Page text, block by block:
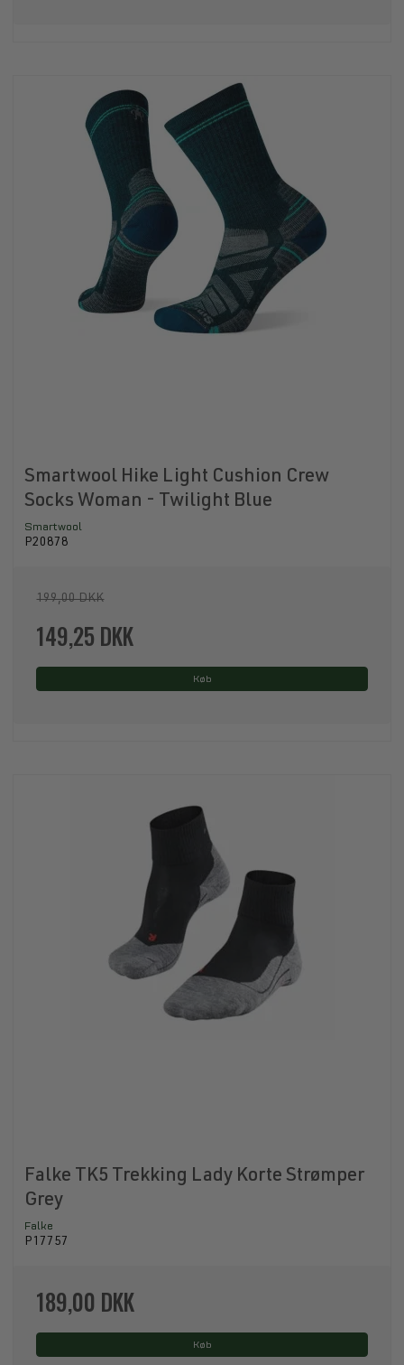
Smartwool Hike Light Cushion Crew
Socks Woman - Twilight Blue
Smartwool
P20878
199,00 DKK
149,25 DKK
Køb
Falke TK5 Trekking Lady Korte Strømper
Grey
Falke
P17757
189,00 DKK
Køb